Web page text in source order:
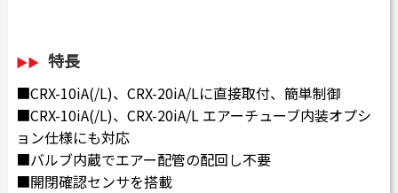
特長
■CRX-10iA(/L)、CRX-20iA/Lに直接取付、簡単制御
■CRX-10iA(/L)、CRX-20iA/L エアーチューブ内装オプシ
ョン仕様にも対応
■バルブ内蔵でエアー配管の配回し不要
■開閉確認センサを搭載